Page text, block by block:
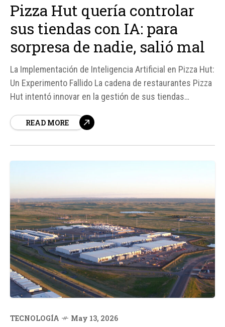
Pizza Hut quería controlar
sus tiendas con IA: para
sorpresa de nadie, salió mal
La Implementación de Inteligencia Artificial en Pizza Hut:
Un Experimento Fallido La cadena de restaurantes Pizza
Hut intentó innovar en la gestión de sus tiendas
inteligencia artificial (IA) llamado Dragontail. Sin
READ MORE
TECNOLOGÍA May 13, 2026